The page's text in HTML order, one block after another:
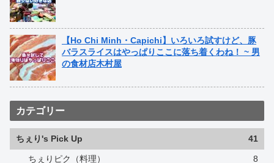
【Ho Chi Minh・Capichi】いろいろ試すけど、豚
バラスライスはやっぱりここに落ち着くわね！ ~ 男
の食材店木村屋
カテゴリー
ちぇり's Pick Up 41
ちぇりピク（料理） 8